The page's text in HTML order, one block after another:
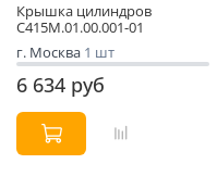
Крышка цилиндров
С415М.01.00.001-01
г. Москва 1 шт
6 634 руб